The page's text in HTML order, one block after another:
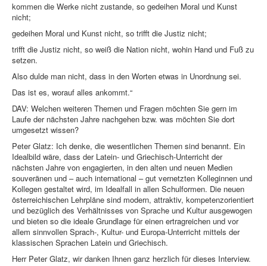
kommen die Werke nicht zustande, so gedeihen Moral und Kunst
nicht;
gedeihen Moral und Kunst nicht, so trifft die Justiz nicht;
trifft die Justiz nicht, so weiß die Nation nicht, wohin Hand und Fuß zu
setzen.
Also dulde man nicht, dass in den Worten etwas in Unordnung sei.
Das ist es, worauf alles ankommt.“
DAV: Welchen weiteren Themen und Fragen möchten Sie gern im
Laufe der nächsten Jahre nachgehen bzw. was möchten Sie dort
umgesetzt wissen?
Peter Glatz: Ich denke, die wesentlichen Themen sind benannt. Ein
Idealbild wäre, dass der Latein- und Griechisch-Unterricht der
nächsten Jahre von engagierten, in den alten und neuen Medien
souveränen und – auch international – gut vernetzten Kolleginnen und
Kollegen gestaltet wird, im Idealfall in allen Schulformen. Die neuen
österreichischen Lehrpläne sind modern, attraktiv, kompetenzorientiert
und bezüglich des Verhältnisses von Sprache und Kultur ausgewogen
und bieten so die ideale Grundlage für einen ertragreichen und vor
allem sinnvollen Sprach-, Kultur- und Europa-Unterricht mittels der
klassischen Sprachen Latein und Griechisch.
Herr Peter Glatz, wir danken Ihnen ganz herzlich für dieses Interview.